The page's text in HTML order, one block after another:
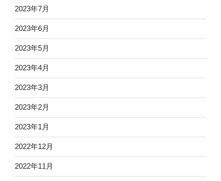
2023年7月
2023年6月
2023年5月
2023年4月
2023年3月
2023年2月
2023年1月
2022年12月
2022年11月